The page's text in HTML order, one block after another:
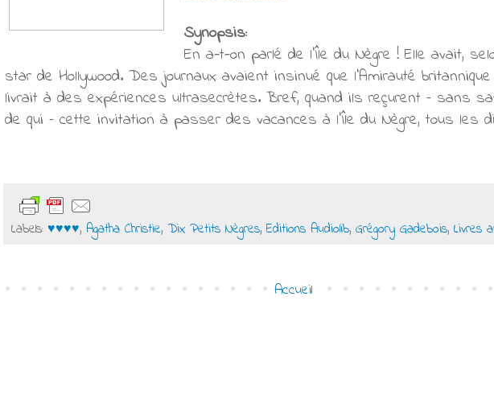
Synopsis:
En a-t-on parlé de l’Île du Nègre ! Elle avait,
star de Hollywood. Des journaux avaient insinué que l’Amirauté britannique
livrait à des expériences ultrasecrètes. Bref, quand ils reçurent – sans
de qui – cette invitation à passer des vacances à l’Île du Nègre, tous les
Labels: ♥♥♥♥, Agatha Christie, Dix Petits Nègres, Editions Audiolib, Grégory Gadebois, Livres
Accueil